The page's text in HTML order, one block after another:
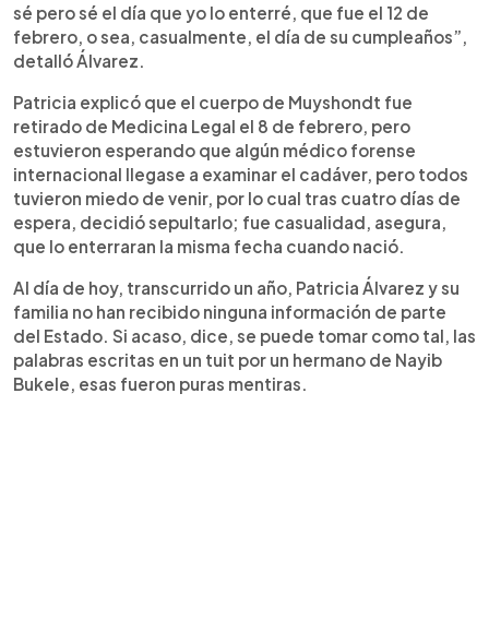
sé pero sé el día que yo lo enterré, que fue el 12 de
febrero, o sea, casualmente, el día de su cumpleaños”,
detalló Álvarez.
Patricia explicó que el cuerpo de Muyshondt fue
retirado de Medicina Legal el 8 de febrero, pero
estuvieron esperando que algún médico forense
internacional llegase a examinar el cadáver, pero todos
tuvieron miedo de venir, por lo cual tras cuatro días de
espera, decidió sepultarlo; fue casualidad, asegura,
que lo enterraran la misma fecha cuando nació.
Al día de hoy, transcurrido un año, Patricia Álvarez y su
familia no han recibido ninguna información de parte
del Estado. Si acaso, dice, se puede tomar como tal, las
palabras escritas en un tuit por un hermano de Nayib
Bukele, esas fueron puras mentiras.